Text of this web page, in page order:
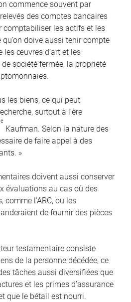
commence souvent par
des comptes bancaires
comptabiliser les actifs et les
doive aussi tenir compte
les œuvres d’art et les
société fermée, la propriété
les biens, ce qui peut
surtout à l’ère
Kaufman. Selon la nature des
de faire appel à des
»
doivent aussi conserver
évaluations au cas où des
l’ARC, ou les
de fournir des pièces
testamentaire consiste
de la personne décédée, ce
tâches aussi diversifiées que
et les primes d’assurance
que le bétail est nourri.